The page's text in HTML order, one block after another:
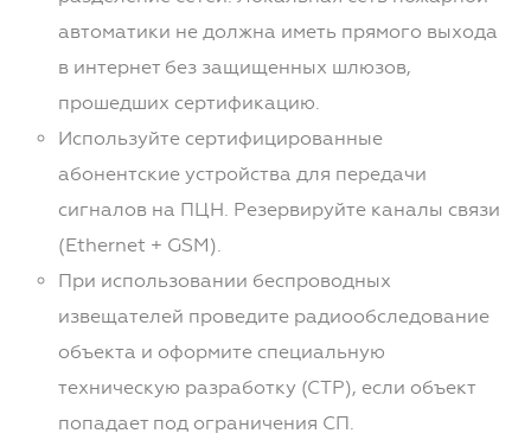
автоматики не должна иметь прямого выхода
в интернет без защищенных шлюзов,
прошедших сертификацию.
Используйте сертифицированные
абонентские устройства для передачи
сигналов на ПЦН. Резервируйте каналы связи
(Ethernet + GSM).
При использовании беспроводных
извещателей проведите радиообследование
объекта и оформите специальную
техническую разработку (СТР), если объект
попадает под ограничения СП.